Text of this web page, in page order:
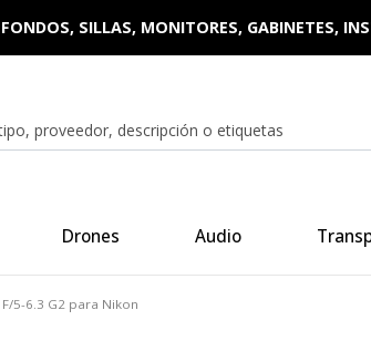
Drones Audio
SILLAS, MONITORES, GABINETES,
5-6.3 G2 para Nikon